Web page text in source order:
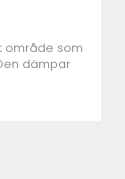
område som
dämpar